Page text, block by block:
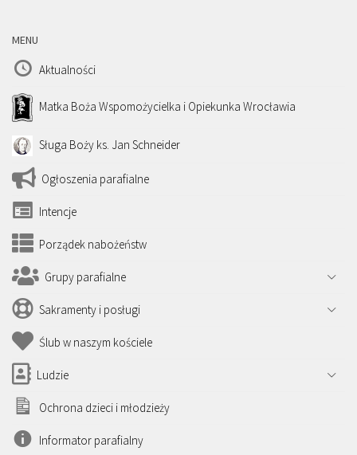
MENU
Aktualności
Matka Boża Wspomożycielka i Opiekunka Wrocławia
Sługa Boży ks. Jan Schneider
Ogłoszenia parafialne
Intencje
Porządek nabożeństw
Grupy parafialne
Sakramenty i posługi
Ślub w naszym kościele
Ludzie
Ochrona dzieci i młodzieży
Informator parafialny